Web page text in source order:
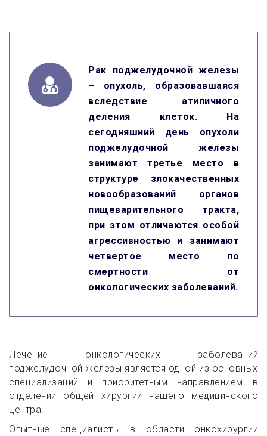
Рак поджелудочной железы
– опухоль, образовавшаяся
вследствие атипичного
деления клеток. На
сегодняшний день опухоли
поджелудочной железы
занимают третье место в
структуре злокачественных
новообразований органов
пищеварительного тракта,
при этом отличаются особой
агрессивностью и занимают
четвертое место по
смертности от
онкологических заболеваний.
Лечение онкологических заболеваний
поджелудочной железы является одной из основных
специализаций и приоритетным направлением в
отделении общей хирургии нашего медицинского
центра.
Опытные специалисты в области онкохирургии